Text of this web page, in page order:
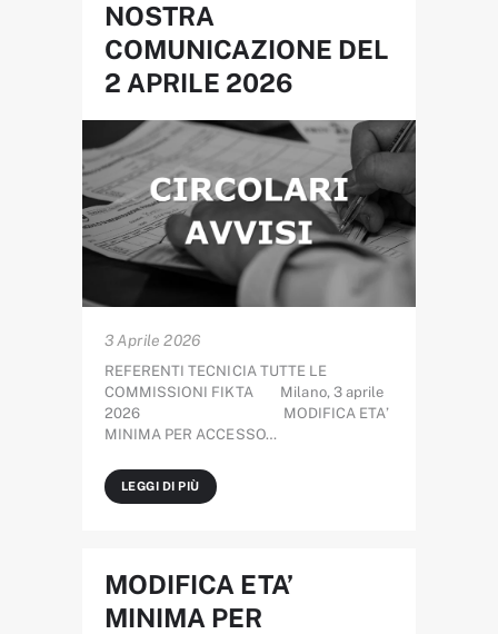
NOSTRA
COMUNICAZIONE DEL
2 APRILE 2026
3 Aprile 2026
REFERENTI TECNICIA TUTTE LE
COMMISSIONI FIKTA Milano, 3 aprile
2026 MODIFICA ETA’
MINIMA PER ACCESSO…
LEGGI DI PIÙ
MODIFICA ETA’
MINIMA PER